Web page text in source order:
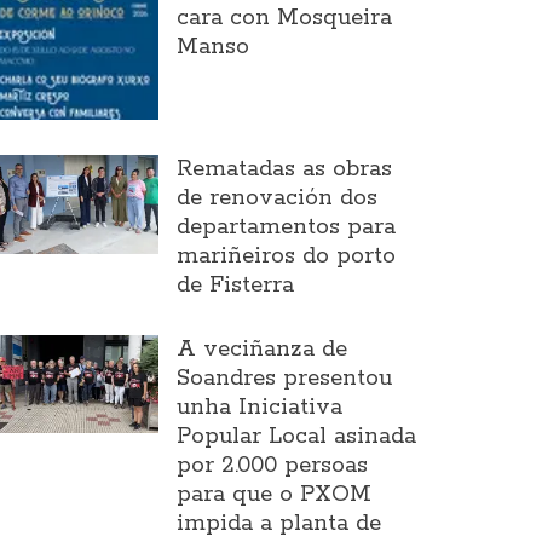
cara con Mosqueira
Manso
Rematadas as obras
de renovación dos
departamentos para
mariñeiros do porto
de Fisterra
A veciñanza de
Soandres presentou
unha Iniciativa
Popular Local asinada
por 2.000 persoas
para que o PXOM
impida a planta de